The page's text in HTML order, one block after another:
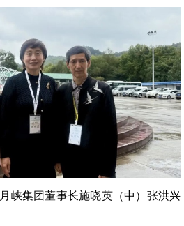
峡集团董事长施晓英（中）张洪兴